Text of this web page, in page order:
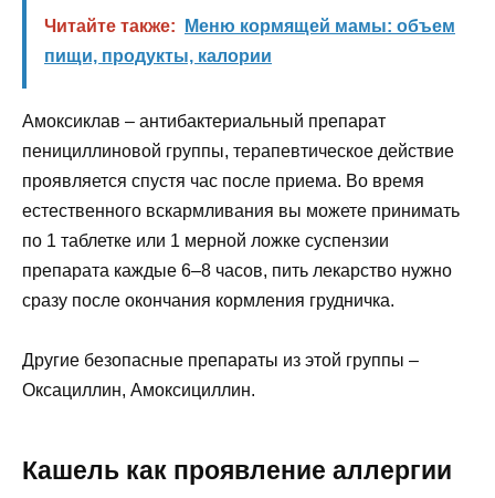
Читайте также:
Меню кормящей мамы: объем
пищи, продукты, калории
Амоксиклав – антибактериальный препарат
пенициллиновой группы, терапевтическое действие
проявляется спустя час после приема. Во время
естественного вскармливания вы можете принимать
по 1 таблетке или 1 мерной ложке суспензии
препарата каждые 6–8 часов, пить лекарство нужно
сразу после окончания кормления грудничка.
Другие безопасные препараты из этой группы –
Оксациллин, Амоксициллин.
Кашель как проявление аллергии